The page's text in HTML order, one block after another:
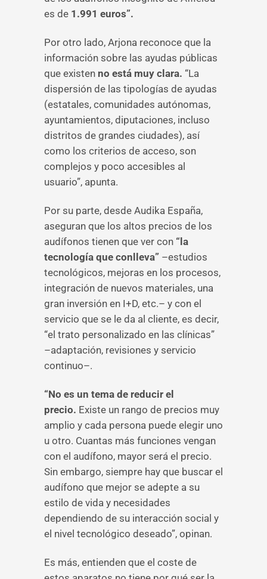
es de 1.991 euros”.
Por otro lado, Arjona reconoce que la
información sobre las ayudas públicas
que existen no está muy clara. “La
dispersión de las tipologías de ayudas
(estatales, comunidades autónomas,
ayuntamientos, diputaciones, incluso
distritos de grandes ciudades), así
como los criterios de acceso, son
complejos y poco accesibles al
usuario”, apunta.
Por su parte, desde Audika España,
aseguran que los altos precios de los
audífonos tienen que ver con “la
tecnología que conlleva” –estudios
tecnológicos, mejoras en los procesos,
integración de nuevos materiales, una
gran inversión en I+D, etc.– y con el
servicio que se le da al cliente, es decir,
“el trato personalizado en las clínicas”
–adaptación, revisiones y servicio
continuo–.
“No es un tema de reducir el
precio. Existe un rango de precios muy
amplio y cada persona puede elegir uno
u otro. Cuantas más funciones vengan
con el audífono, mayor será el precio.
Sin embargo, siempre hay que buscar el
audífono que mejor se adepte a su
estilo de vida y necesidades
dependiendo de su interacción social y
el nivel tecnológico deseado”, opinan.
Es más, entienden que el coste de